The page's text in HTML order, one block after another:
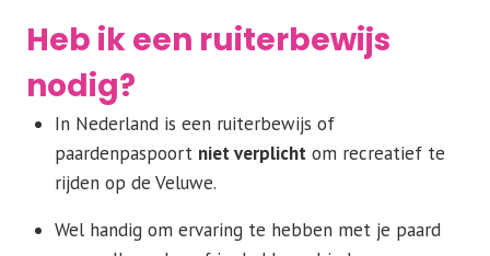
Heb ik een ruiterbewijs
nodig?
In Nederland is een ruiterbewijs of
paardenpaspoort niet verplichtom recreatief te
rijden op de Veluwe.
Wel handig om ervaring te hebben met je paard